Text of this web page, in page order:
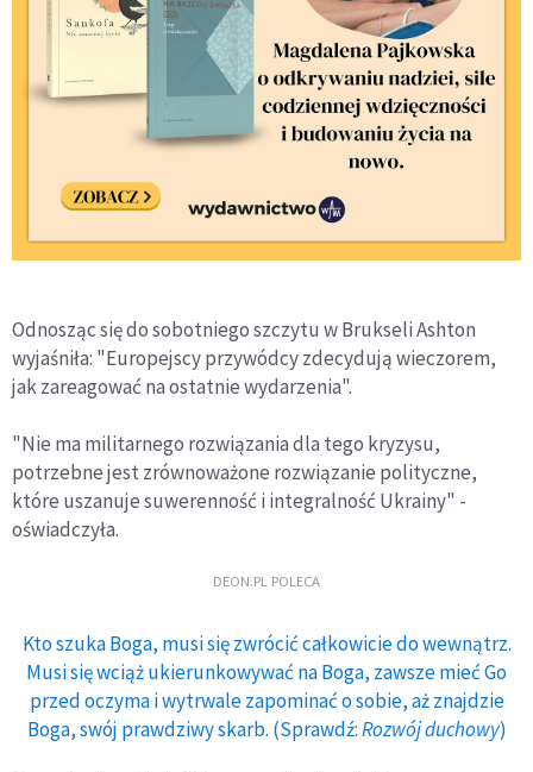
Odnosząc się do sobotniego szczytu w Brukseli Ashton
wyjaśniła: "Europejscy przywódcy zdecydują wieczorem,
jak zareagować na ostatnie wydarzenia".
"Nie ma militarnego rozwiązania dla tego kryzysu,
potrzebne jest zrównoważone rozwiązanie polityczne,
które uszanuje suwerenność i integralność Ukrainy" -
oświadczyła.
DEON.PL POLECA
Kto szuka Boga, musi się zwrócić całkowicie do wewnątrz.
Musi się wciąż ukierunkowywać na Boga, zawsze mieć Go
przed oczyma i wytrwale zapominać o sobie, aż znajdzie
Boga, swój prawdziwy skarb. (Sprawdź:Rozwój duchowy)